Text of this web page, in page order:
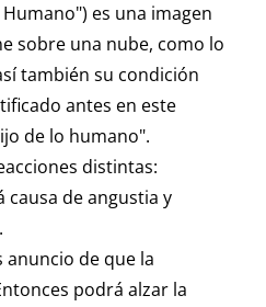
es una imagen
sobre una nube, como lo
también su condición
antes en este
de lo humano".
distintas:
causa de angustia y
anuncio de que la
podrá alzar la